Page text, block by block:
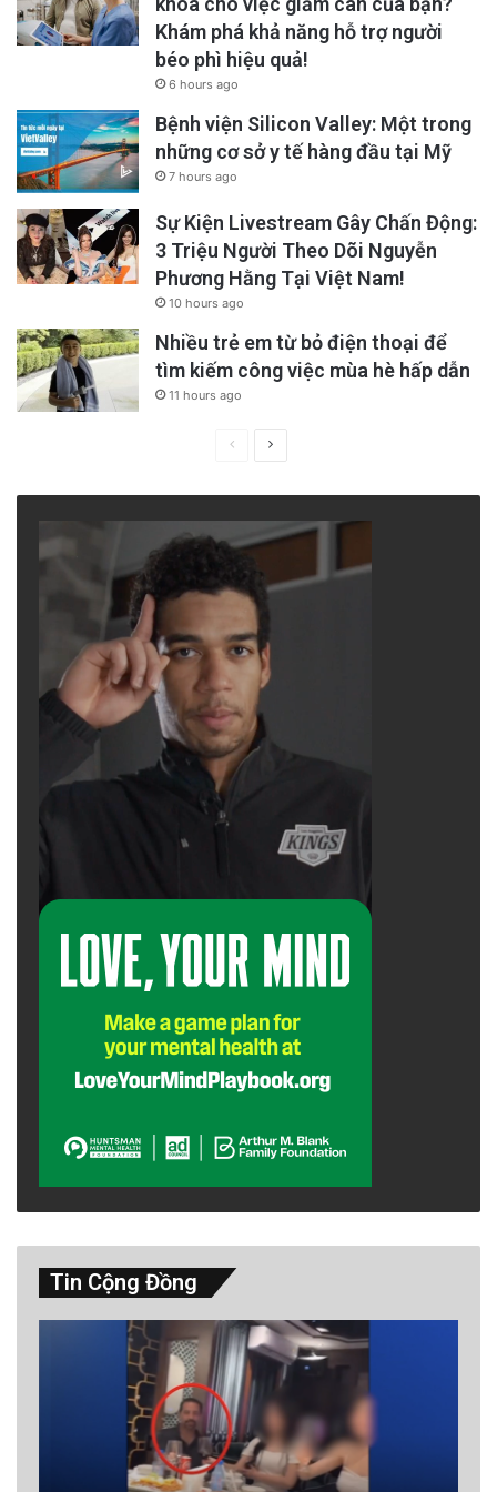
Và giấc mơ xa vời đó đã vừa đến gần với họ,
khi chính phủ Mỹ mở cánh cửa nhân đạo cho
phép người Việt ở Hoa Kỳ được bảo lãnh họ
qua chương trình “Bảo Trợ Tư Nhân / Welcome
Corps”, mà chúng tôi đã phổ biến và kêu gọi
sự tiếp tay của toàn thể quý vị đồng hương ở
Hoa Kỳ từ hơn một năm qua. Nhưng cánh cửa
chỉ mới vừa thực sự mở ra vào đầu năm nay,
2024 khi mà Giai Đoạn 2, tức Phase#2, vừa
được chính thức bắt đầu, cho phép bảo lãnh
bất cứ người tị nạn nào đã có mặt tại Thái Lan
(UNHCR) ở Bangkok.
Chắc chắn có những chiến hữu của anh LĐL
sẽ hỏi, vậy nếu tôi muốn bảo trợ người lính
Nhẩy Dù ấy thì phải làm sao? Câu trả lời: RẤT
GIẢN DỊ. Quý vị chỉ cần thành lập một “Nhóm 5
Người” (Group of 5), hoàn thành các thủ tục
nộp đơn. Có trong tài khoản nhà băng $2425
dollars để giúp ông L khi đến định cư ở HK
trong vòng 3 tháng đầu, sau đó hoặc là ông có
công ăn việc làm, hoặc là chính phủ sẽ giúp
tiếp cho ông cho đến khi tự lực cánh sinh,
người bảo trợ hết trách nhiệm. Nhưng nếu
muốn, họ vẫn có thể nộp đơn để bảo lãnh một
gia đình khác, như gia đình của vợ chồng ông
NVH, cựu quân nhân Sư Đoàn 5 Bộ Binh, vào
Và nếu cộng đồng chúng ta có được hàng
nạn của chúng ta sẽ có cơ hội được nhìn nhấy
ánh sáng tự do. Cùng nhau chúng ta đóng lại
trang sử thuyền nhân trong công bằng và
Kề từ khi chương trình Welcome Corps bắt đầu
Giai Đoạn 2 thì đã có rất nhiều người bảo trợ
Khám phá khả năng hỗ trợ người
béo phì hiệu quả!
6 hours ago
Bệnh viện Silicon Valley: Một trong
những cơ sở y tế hàng đầu tại Mỹ
7 hours ago
Sự Kiện Livestream Gây Chấn Động:
3 Triệu Người Theo Dõi Nguyễn
Phương Hằng Tại Việt Nam!
10 hours ago
Nhiều trẻ em từ bỏ điện thoại để
tìm kiếm công việc mùa hè hấp dẫn
11 hours ago
PreviousNext
Tin Cộng Đồng